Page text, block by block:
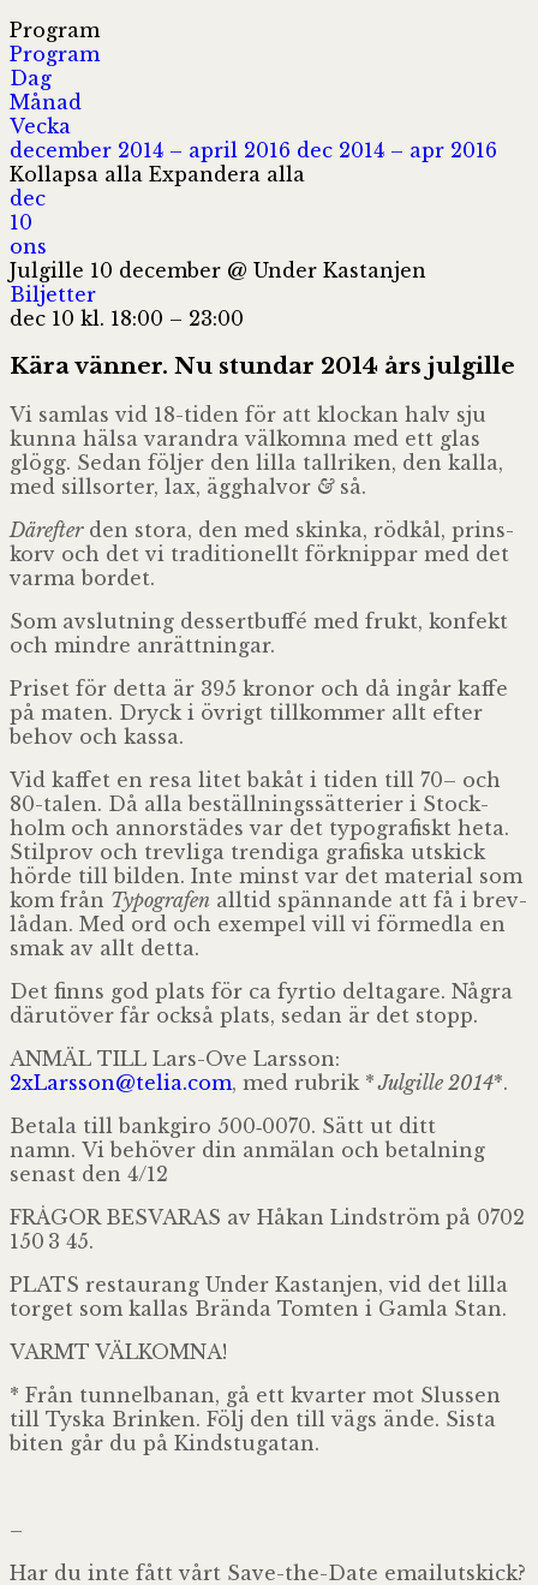
Program
Program
Dag
Månad
Vecka
december 2014 – april 2016 dec 2014 – apr 2016
Kollapsa alla Expandera alla
dec
10
ons
Julgille 10 december @ Under Kas­tan­jen
Biljetter
dec 10 kl. 18:00 – 23:00
Kära vän­ner. Nu stun­dar 2014 års julgille
Vi sam­las vid 18-tiden för att kloc­kan halv sju
kunna hälsa varandra väl­komna med ett glas
glögg. Sedan föl­jer den lilla tall­ri­ken, den kalla,
med sill­sor­ter, lax, ägg­hal­vor &så.
Där­ef­terden stora, den med skinka, röd­kål, prins­
korv och det vi tra­di­tio­nellt för­knip­par med det
varma bordet.
Som avslut­ning des­sert­buffé med frukt, kon­fekt
och mindre anrättningar.
Pri­set för detta är 395 kro­nor och då ingår kaffe
på maten. Dryck i övrigt till­kom­mer allt efter
behov och kassa.
Vid kaf­fet en resa litet bakåt i tiden till 70– och
80-talen. Då alla beställ­nings­sät­te­rier i Stock­
holm och annor­stä­des var det typo­gra­fiskt heta.
Stil­prov och trev­liga tren­diga gra­fiska utskick
hörde till bil­den. Inte minst var det mate­rial som
kom från Typo­gra­fen all­tid spän­nande att få i brev­
lå­dan. Med ord och exem­pel vill vi för­medla en
smak av allt detta.
Det finns god plats för ca fyr­tio del­ta­gare. Några
där­ut­ö­ver får också plats, sedan är det stopp.
ANMÄL TILL Lars-Ove Lar­s­son:
2xLarsson@telia.com, med rubrik *Jul­gille 2014*.
Betala till bank­giro 500‑0070. Sätt ut ditt
namn. Vi behö­ver din anmä­lan och betal­ning
senast den 4/12
FRÅGOR BESVARAS av Håkan Lind­ström på 0702
150 3 45.
PLATS restau­rang Under Kas­tan­jen, vid det lilla
tor­get som kal­las Brända Tom­ten i Gamla Stan.
VARMT VÄLKOMNA!
* Från tun­nel­ba­nan, gå ett kvar­ter mot Slus­sen
till Tyska Brin­ken. Följ den till vägs ände. Sista
biten går du på Kindstugatan.
–
Har du inte fått vårt Save-the-Date emailut­skick?